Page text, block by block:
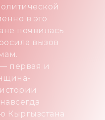
в это
появилась
вызов
первая и
Кыргызстана